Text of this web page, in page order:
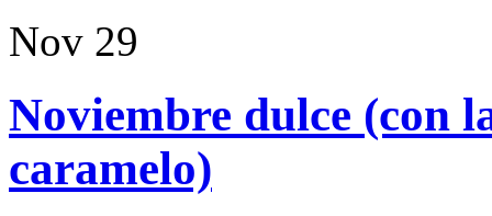
Nov 29
Noviembre dulce (con
caramelo)